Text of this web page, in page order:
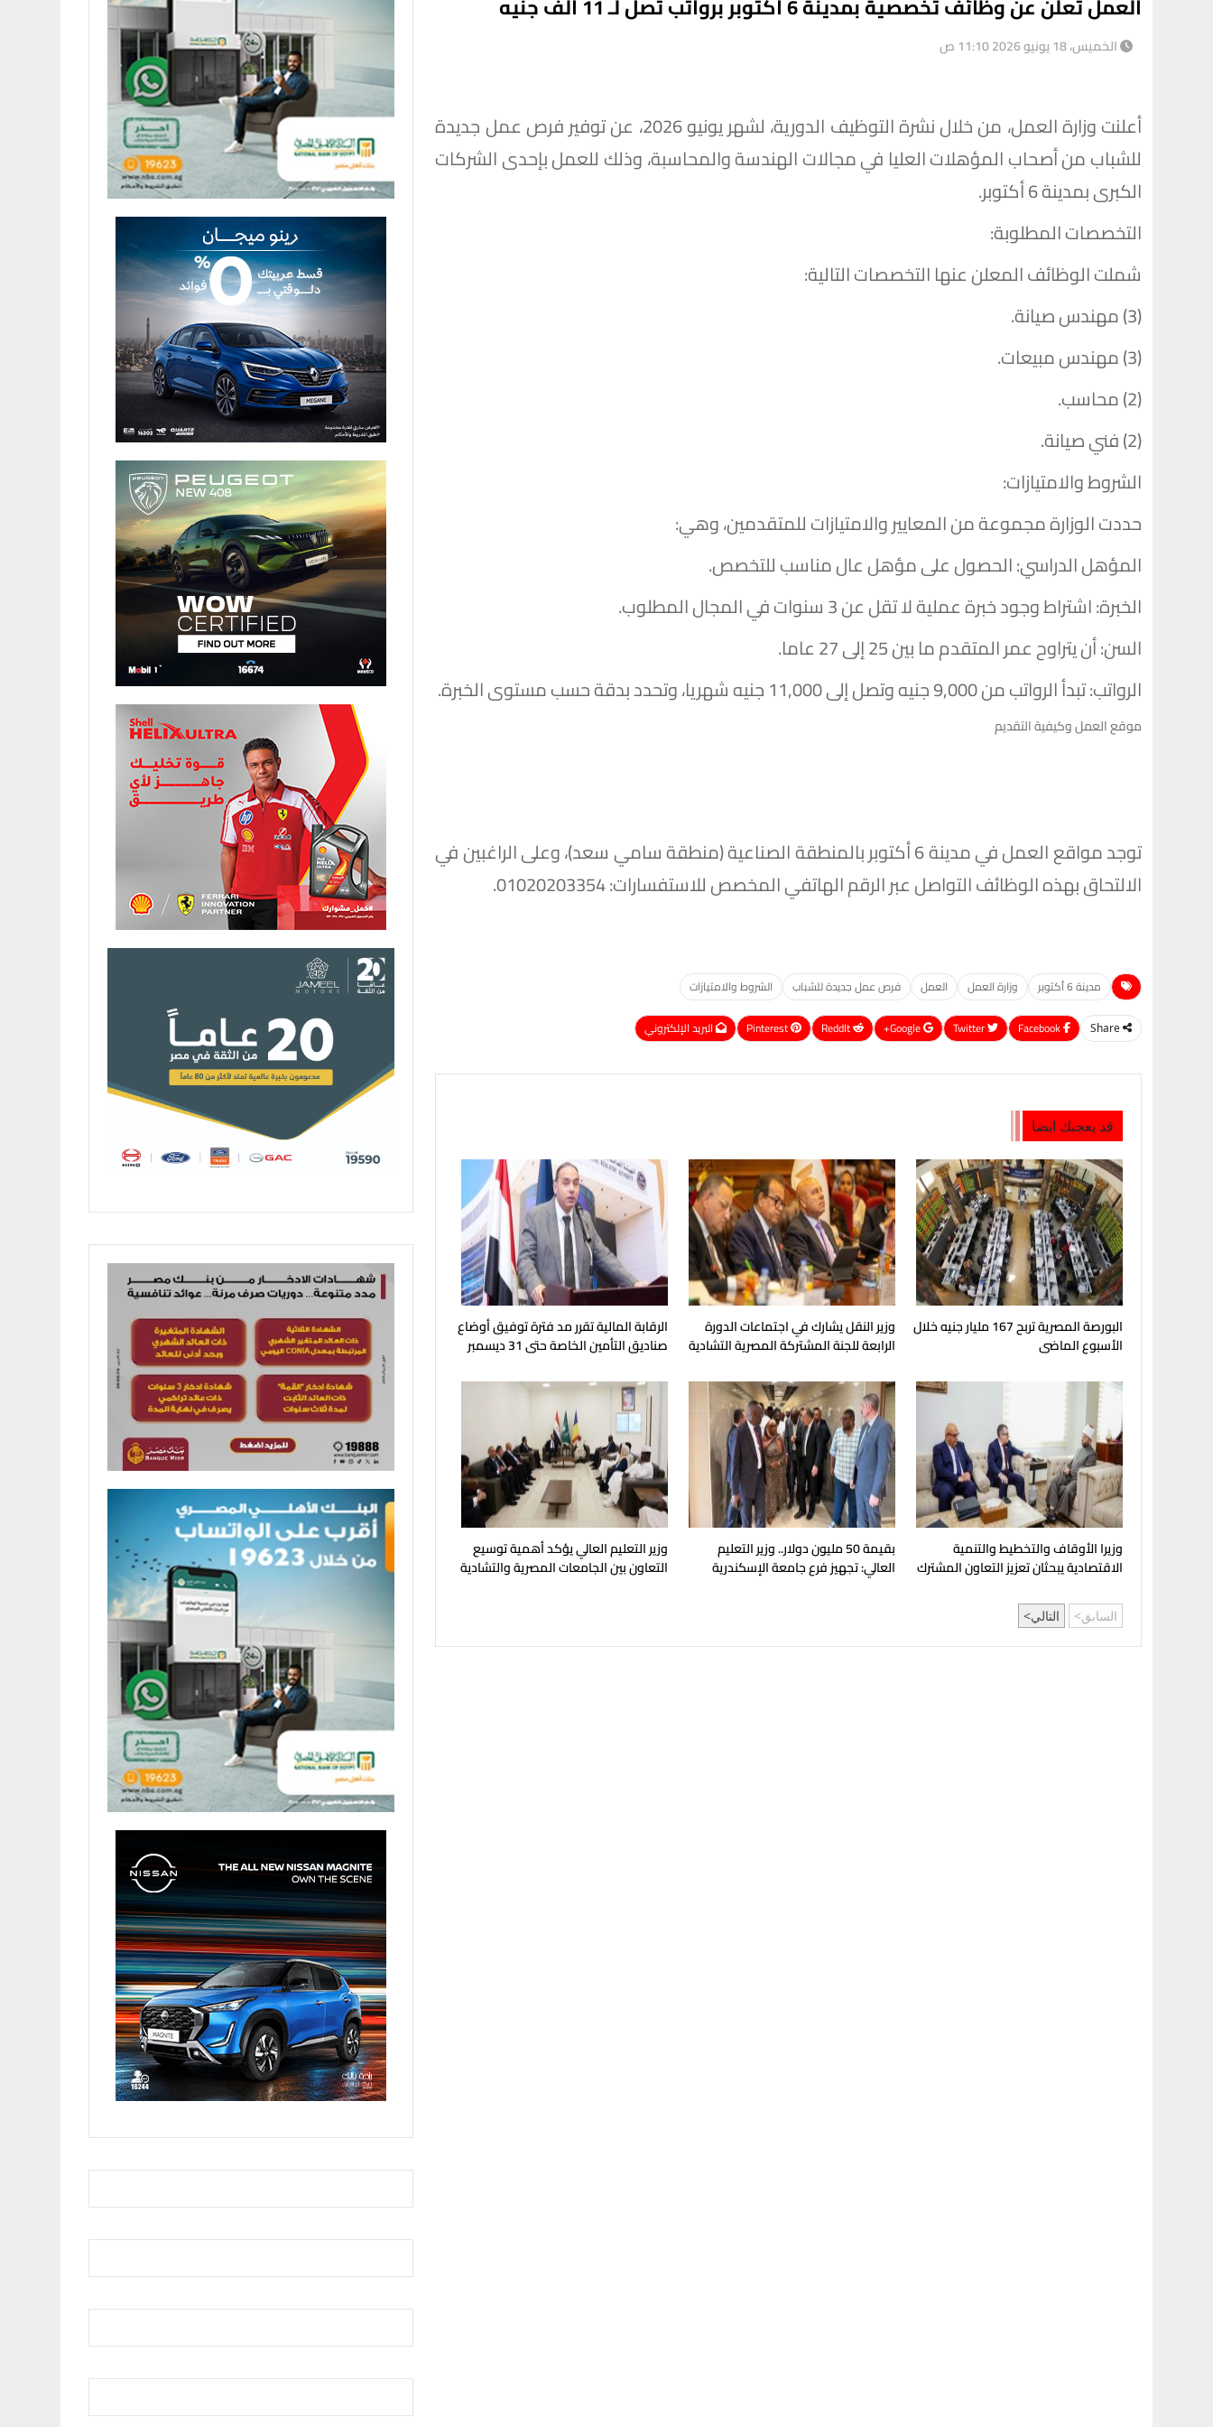
الخميس، 18 يونيو 2026 11:10 ص
أعلنت وزارة العمل، من خلال نشرة التوظيف الدورية، لشهر يونيو 2026، عن توفير فرص عمل جديدة
للشباب من أصحاب المؤهلات العليا في مجالات الهندسة والمحاسبة، وذلك للعمل بإحدى الشركات
الكبرى بمدينة 6 أكتوبر.
التخصصات المطلوبة:
شملت الوظائف المعلن عنها التخصصات التالية:
(3) مهندس صيانة.
(3) مهندس مبيعات.
(2) محاسب.
(2) فني صيانة.
الشروط والامتيازات:
حددت الوزارة مجموعة من المعايير والامتيازات للمتقدمين، وهي:
المؤهل الدراسي: الحصول على مؤهل عال مناسب للتخصص.
الخبرة: اشتراط وجود خبرة عملية لا تقل عن 3 سنوات في المجال المطلوب.
السن: أن يتراوح عمر المتقدم ما بين 25 إلى 27 عاما.
الرواتب: تبدأ الرواتب من 9,000 جنيه وتصل إلى 11,000 جنيه شهريا، وتحدد بدقة حسب مستوى الخبرة.
موقع العمل وكيفية التقديم
توجد مواقع العمل في مدينة 6 أكتوبر بالمنطقة الصناعية (منطقة سامي سعد)، وعلى الراغبين في
الالتحاق بهذه الوظائف التواصل عبر الرقم الهاتفي المخصص للاستفسارات: 01020203354.
مدينة 6 أكتوبر وزارة العمل العمل فرص عمل جديدة للشباب الشروط والامتيازات
Share
Google+
ReddIt
Pinterest البريد الإلكتروني
قد يعجبك ايضا
البورصة المصرية تربح 167 مليار جنيه خلال
الأسبوع الماضى
وزير النقل يشارك في اجتماعات الدورة
الرابعة للجنة المشتركة المصرية التشادية
الرقابة المالية تقرر مد فترة توفيق أوضاع
صناديق التأمين الخاصة حتى 31 ديسمبر
وزيرا الأوقاف والتخطيط والتنمية
الاقتصادية يبحثان تعزيز التعاون المشترك
بقيمة 50 مليون دولار.. وزير التعليم
العالي: تجهيز فرع جامعة الإسكندرية
وزير التعليم العالي يؤكد أهمية توسيع
التعاون بين الجامعات المصرية والتشادية
السابق التالي